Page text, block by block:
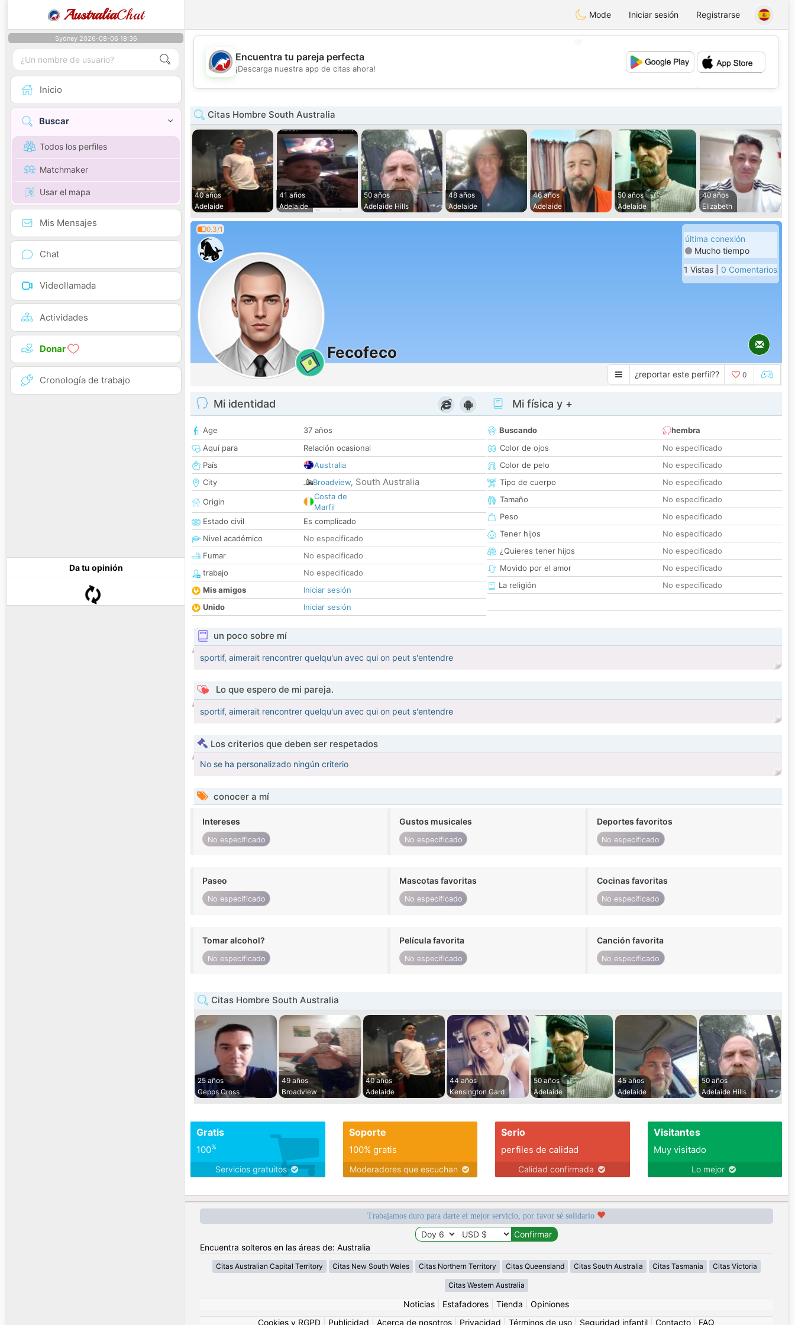
AustraliaChat Mode Iniciar sesión Registrarse
Sydney 2026-08-06 18:36
Inicio
Buscar
Todos los perfiles
Matchmaker
Usar el mapa
Mis Mensajes
Chat
Videollamada
Actividades
Donar
Cronología de trabajo
Da tu opinión
💕
Encuentra tu pareja perfecta
¡Descarga nuestra app de citas ahora!
Citas Hombre South Australia
40 años
Adelaide
41 años
Adelaide
50 años
Adelaide Hills
48 años
Adelaide
46 años
Adelaide
50 años
Adelaide
40 años
Elizabeth
0.3/1
0
Fecofeco
última conexión
Mucho tiempo
1 Vistas | 0 Comentarios
¿reportar este perfil?? 0
Mi identidad
Age
37 años
Aquí para
Relación ocasional
País
Australia
City
Broadview, South Australia
Origin
Costa de
Marfil
Estado civil
Es complicado
Nivel académico
No especificado
Fumar
No especificado
trabajo
No especificado
Mis amigos
Iniciar sesión
Unido
Iniciar sesión
Mi física y +
Buscando
hembra
Color de ojos
No especificado
Color de pelo
No especificado
Tipo de cuerpo
No especificado
Tamaño
No especificado
Peso
No especificado
Tener hijos
No especificado
¿Quieres tener hijos
No especificado
Movido por el amor
No especificado
La religión
No especificado
un poco sobre mí
sportif, aimerait rencontrer quelqu'un avec qui on peut s'entendre
Lo que espero de mi pareja.
sportif, aimerait rencontrer quelqu'un avec qui on peut s'entendre
Los criterios que deben ser respetados
No se ha personalizado ningún criterio
conocer a mí
Intereses
No especificado
Gustos musicales
No especificado
Deportes favoritos
No especificado
Paseo
No especificado
Mascotas favoritas
No especificado
Cocinas favoritas
No especificado
Tomar alcohol?
No especificado
Película favorita
No especificado
Canción favorita
No especificado
Citas Hombre South Australia
25 años
Gepps Cross
49 años
Broadview
40 años
Adelaide
44 años
Kensington Gard
50 años
Adelaide
45 años
Adelaide
50 años
Adelaide Hills
Gratis
100%
Servicios gratuitos
Soporte
100% gratis
Moderadores que escuchan
Serio
perfiles de calidad
Calidad confirmada
Visitantes
Muy visitado
Lo mejor
Trabajamos duro para darte el mejor servicio, por favor sé solidario
Encuentra solteros en las áreas de: Australia
Citas Australian Capital Territory Citas New South Wales Citas Northern Territory Citas Queensland Citas South Australia Citas Tasmania Citas Victoria
Citas Western Australia
Noticias Estafadores Tienda
Opiniones
Cookies y RGPD
Publicidad Acerca de nosotros Privacidad Términos de uso Seguridad infantil Contacto FAQ